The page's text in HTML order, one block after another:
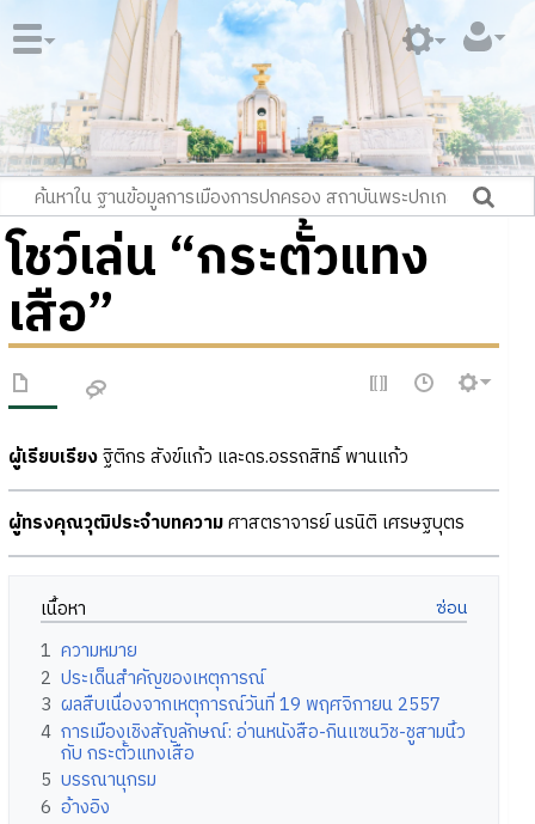
โชว์เล่น “กระตั้วแทง
เสือ”
ผู้เรียบเรียงฐิติกร สังข์แก้ว และดร.อรรถสิทธิ์ พานแก้ว
ผู้ทรงคุณวุฒิประจำบทความศาสตราจารย์ นรนิติ เศรษฐบุตร
เนื้อหา
1 ความหมาย
2 ประเด็นสำคัญของเหตุการณ์
3 ผลสืบเนื่องจากเหตุการณ์วันที่ 19 พฤศจิกายน 2557
4 การเมืองเชิงสัญลักษณ์: อ่านหนังสือ-กินแซนวิช-ชูสามนิ้ว
กับ กระตั้วแทงเสือ
5 บรรณานุกรม
6 อ้างอิง